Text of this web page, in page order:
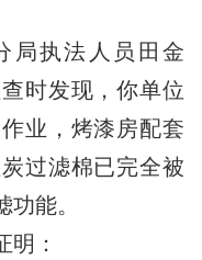
局执法人员田金
时发现，你单位
业，烤漆房配套
过滤棉已完全被
能。
明：